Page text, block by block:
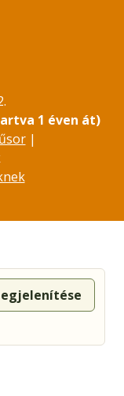
1 éven át)
|